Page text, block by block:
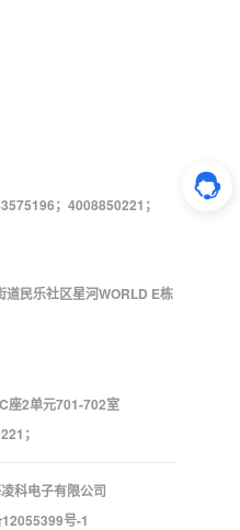
；4008850221；
民乐社区星河WORLD E栋
座2单元701-702室
；
科电子有限公司
号-1